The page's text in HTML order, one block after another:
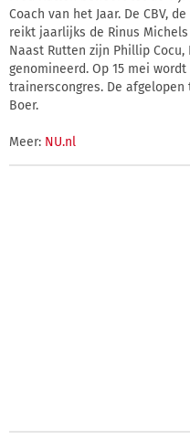
Coach van het Jaar. De CBV,
reikt jaarlijks de Rinus
Naast Rutten zijn Phillip Cocu,
genomineerd. Op 15 mei
trainerscongres. De
Boer.
Meer: NU.nl